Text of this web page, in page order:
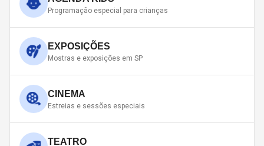
Programação especial para crianças
EXPOSIÇÕES
Mostras e exposições em SP
CINEMA
Estreias e sessões especiais
TEATRO